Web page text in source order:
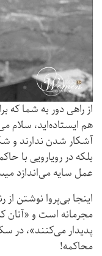
از راهی دور به شما که
هم ایستاده‌اید، سلام
آشکار شدن ندارند و
بلکه در رویارویی با
عمل سایه می‌اندازد
اینجا بی‌پروا نوشتن از
مجرمانه است و «آنان
پدیدار می‌کنند»، در
محاکمه!